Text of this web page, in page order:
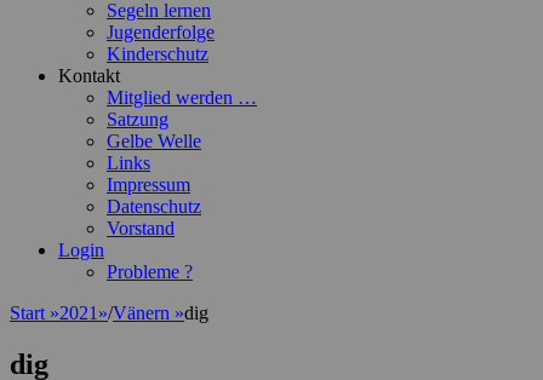
Segeln lernen
Jugenderfolge
Kinderschutz
Kontakt
Mitglied werden …
Satzung
Gelbe Welle
Links
Impressum
Datenschutz
Vorstand
Login
Probleme ?
Start »2021 »/Vänern »dig
dig